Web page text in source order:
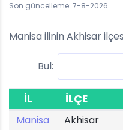
Son güncelleme: 7-8-2026
Manisa ilinin Akhisar
Bul:
İL İLÇE
Manisa Akhisar